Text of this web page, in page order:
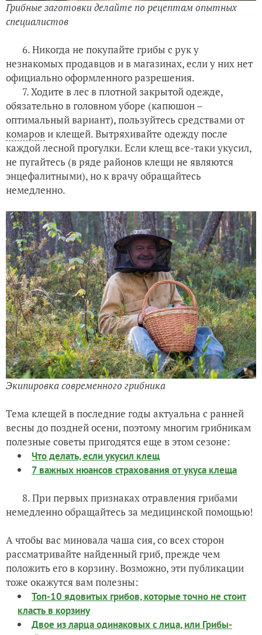
Грибные заготовки делайте по рецептам опытных
специалистов
6. Никогда не покупайте грибы с рук у
незнакомых продавцов и в магазинах, если у них нет
официально оформленного разрешения.
7. Ходите в лес в плотной закрытой одежде,
обязательно в головном уборе (капюшон –
оптимальный вариант), пользуйтесь средствами от
комарови клещей. Вытряхивайте одежду после
каждой лесной прогулки. Если клещ все-таки укусил,
не пугайтесь (в ряде районов клещи не являются
энцефалитными), но к врачу обращайтесь
немедленно.
Экипировка современного грибника
Тема клещей в последние годы актуальна с ранней
весны до поздней осени, поэтому многим грибникам
полезные советы пригодятся еще в этом сезоне:
Что делать, если укусил клещ
7 важных нюансов страхования от укуса клеща
8. При первых признаках отравления грибами
немедленно обращайтесь за медицинской помощью!
А чтобы вас миновала чаша сия, со всех сторон
рассматривайте найденный гриб, прежде чем
положить его в корзину. Возможно, эти публикации
тоже окажутся вам полезны:
Топ-10 ядовитых грибов, которые точно не стоит
класть в корзину
Двое из ларца одинаковых с лица, или Грибы-